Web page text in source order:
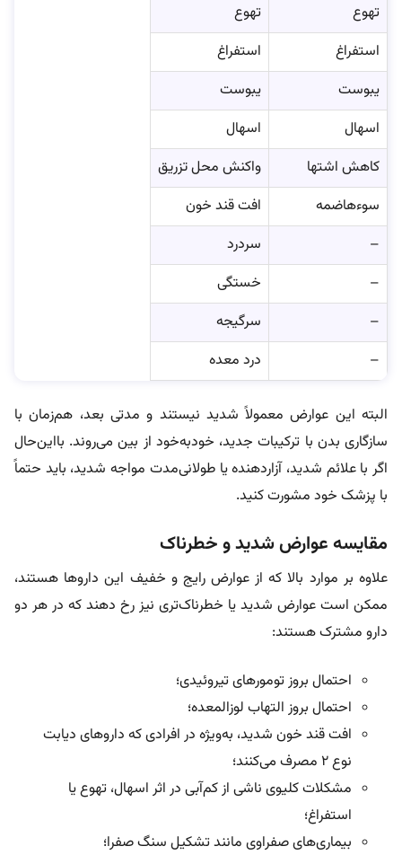
تهوع
تهوع
استفراغ
استفراغ
یبوست
یبوست
اسهال
اسهال
کاهش اشتها
واکنش محل تزریق
سوء‌هاضمه
افت قند خون
–
سردرد
–
خستگی
–
سرگیجه
–
درد معده
البته این عوارض معمولاً شدید نیستند و مدتی بعد، هم‌زمان با
سازگاری بدن با ترکیبات جدید، خودبه‌خود از بین می‌روند. با‌این‌حال
اگر با علائم شدید، آزاردهنده یا طولانی‌مدت مواجه شدید، باید حتماً
با پزشک خود مشورت کنید.
مقایسه عوارض شدید و خطرناک
علاوه بر موارد بالا که از عوارض رایج و خفیف این داروها هستند،
ممکن است عوارض شدید یا خطرناک‌تری نیز رخ دهند که در هر دو
دارو مشترک هستند:
احتمال بروز تومورهای تیروئیدی؛
احتمال بروز التهاب لوزالمعده؛
افت قند خون شدید، به‌ویژه در افرادی که داروهای دیابت
نوع ۲ مصرف می‌کنند؛
مشکلات کلیوی ناشی از کم‌آبی در اثر اسهال، تهوع یا
استفراغ؛
بیماری‌های صفراوی مانند تشکیل سنگ صفرا؛